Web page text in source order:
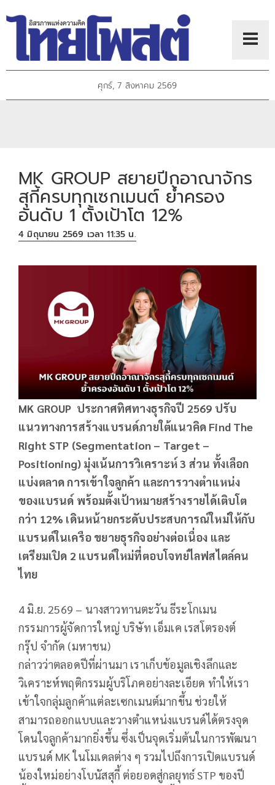
ศุกร์, 7 สิงหาคม 2569
MK GROUP สยายปีกอาณาจักร
สุกี้ครบทุกเซกเมนต์ ย้ำครอง
อันดับ 1 ตั้งเป้าโต 12%
4 มิถุนายน 2569 เวลา 11:35 น.
MK GROUP ประกาศทิศทางธุรกิจปี 2569 ปรับ
แนวทางการสร้างแบรนด์ภายใต้แนวคิด Find The
Right STP (Segmentation – Target –
Positioning) มุ่งเน้นการวิเคราะห์ 3 ส่วน ทั้งเลือก
แบ่งตลาด การเข้าใจลูกค้า และการวางตำแหน่ง
ของแบรนด์ พร้อมตั้งเป้าหมายสร้างรายได้เติบโต
กว่า 12% เดินหน้ายกระดับประสบการณ์ใหม่ให้กับ
แบรนด์ในเครือ ขยายธุรกิจอย่างต่อเนื่อง และ
เตรียมเปิด 2 แบรนด์ใหม่ที่ตอบโจทย์ไลฟสไตล์คน
ไทย
4 มิ.ย. 2569 – นางสาวทานตะวัน ธีระโกเมน
กรรมการผู้จัดการใหญ่ บริษัท เอ็มเค เรสโตรองต์
กรุ๊ป จำกัด (มหาชน)
กล่าวว่าตลอดปีที่ผ่านมา เราเก็บข้อมูลเชิงลึกและ
วิเคราะห์พฤติกรรมผู้บริโภคอย่างละเอียด ทำให้เรา
เข้าใจกลุ่มลูกค้าแต่ละเซกเมนต์มากขึ้น ช่วยให้
สามารถออกแบบและวางตำแหน่งแบรนด์ได้ตรงจุด
โดนใจลูกค้ามากยิ่งขึ้น ซึ่งเป็นจุดเริ่มต้นในการพัฒนา
แบรนด์ MK ในโมเดลต่าง ๆ รวมไปถึงการเปิดแบรนด์
น้องใหม่อย่างโบนัสสุกี้ ต่อยอดสู่กลยุทธ์ STP ของปี